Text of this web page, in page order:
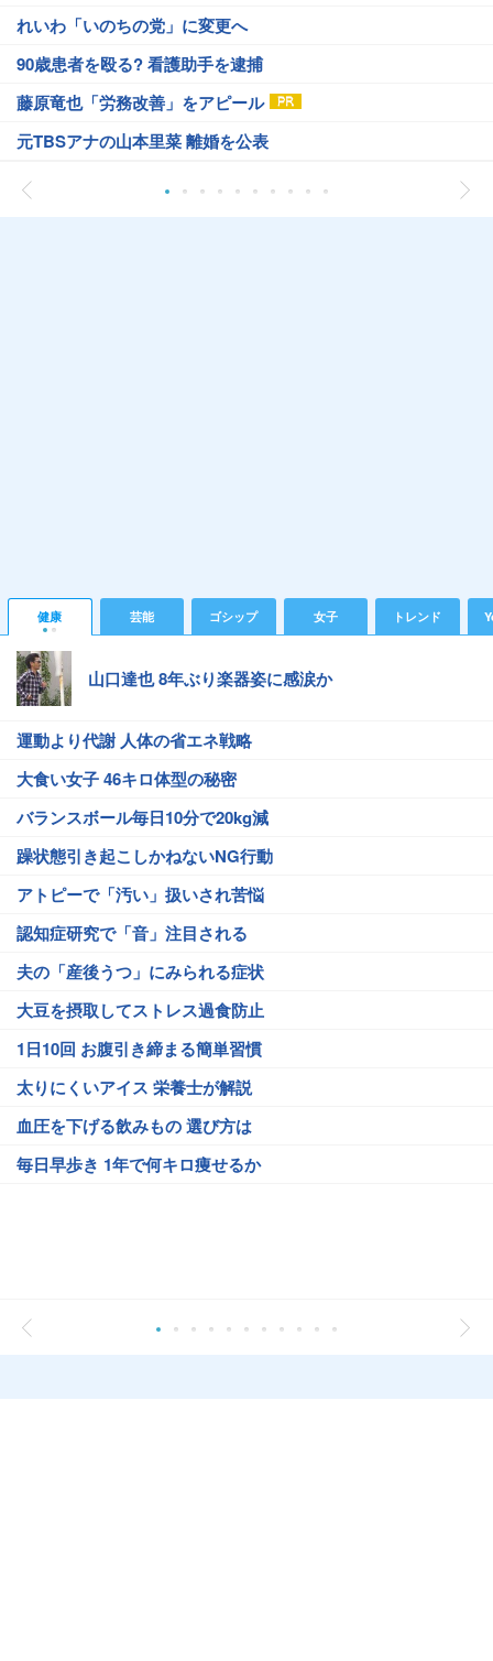
れいわ「いのちの党」に変更へ
90歳患者を殴る? 看護助手を逮捕
藤原竜也「労務改善」をアピール
元TBSアナの山本里菜 離婚を公表
健康 芸能 ゴシップ 女子 トレンド
山口達也 8年ぶり楽器姿に感涙か
運動より代謝 人体の省エネ戦略
大食い女子 46キロ体型の秘密
バランスボール毎日10分で20kg減
躁状態引き起こしかねないNG行動
アトピーで「汚い」扱いされ苦悩
認知症研究で「音」注目される
夫の「産後うつ」にみられる症状
大豆を摂取してストレス過食防止
1日10回 お腹引き締まる簡単習慣
太りにくいアイス 栄養士が解説
血圧を下げる飲みもの 選び方は
毎日早歩き 1年で何キロ痩せるか